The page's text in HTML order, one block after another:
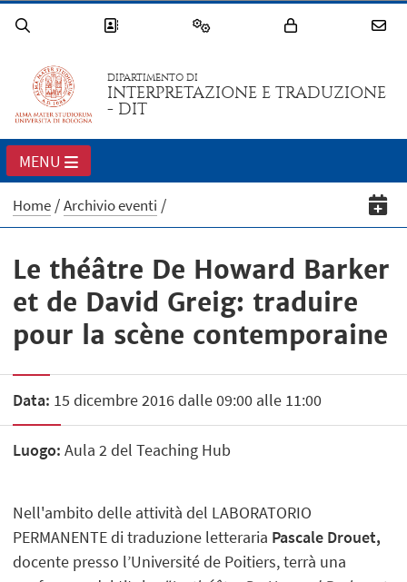
DIPARTIMENTO DI
INTERPRETAZIONE E TRADUZIONE
- DIT
MENU
Home Archivio eventi
Le théâtre De Howard Barker
et de David Greig: traduire
pour la scène contemporaine
Data: 15 dicembre 2016 dalle 09:00 alle 11:00
Luogo: Aula 2 del Teaching Hub
Nell'ambito delle attività del LABORATORIO
PERMANENTE di traduzione letteraria Pascale Drouet,
docente presso l’Université de Poitiers, terrà una